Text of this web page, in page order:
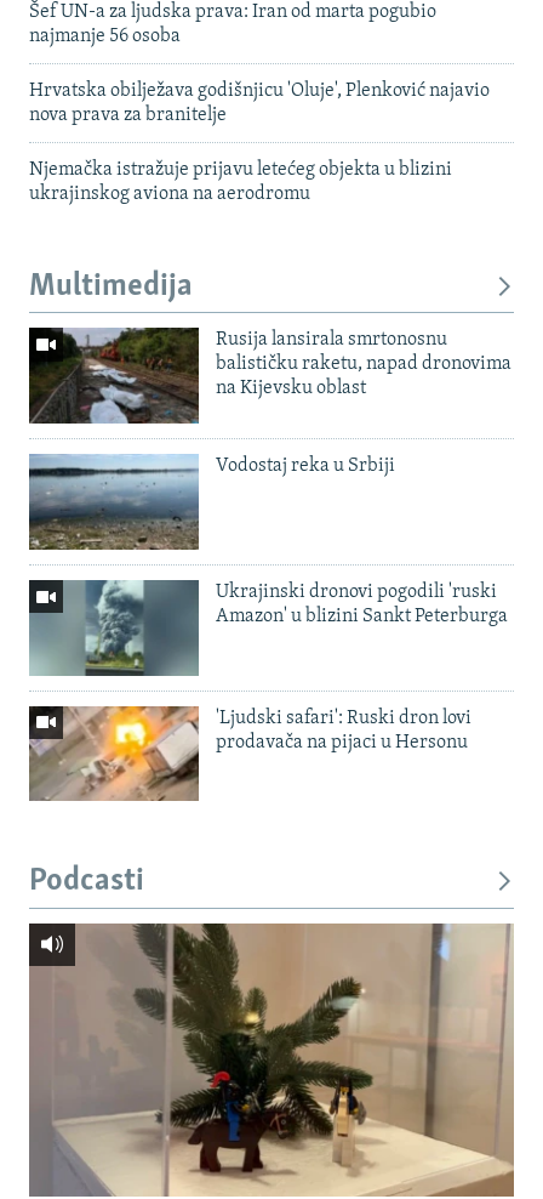
Šef UN-a za ljudska prava: Iran od marta pogubio
najmanje 56 osoba
Hrvatska obilježava godišnjicu 'Oluje', Plenković najavio
nova prava za branitelje
Njemačka istražuje prijavu letećeg objekta u blizini
ukrajinskog aviona na aerodromu
Multimedija
Rusija lansirala smrtonosnu
balističku raketu, napad dronovima
na Kijevsku oblast
Vodostaj reka u Srbiji
Ukrajinski dronovi pogodili 'ruski
Amazon' u blizini Sankt Peterburga
'Ljudski safari': Ruski dron lovi
prodavača na pijaci u Hersonu
Podcasti